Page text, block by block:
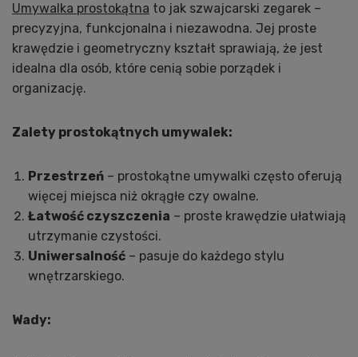
Umywalka prostokątna to jak szwajcarski zegarek –
precyzyjna, funkcjonalna i niezawodna. Jej proste
krawędzie i geometryczny kształt sprawiają, że jest
idealna dla osób, które cenią sobie porządek i
organizację.
Zalety prostokątnych umywalek:
Przestrzeń – prostokątne umywalki często oferują
więcej miejsca niż okrągłe czy owalne.
Łatwość czyszczenia – proste krawędzie ułatwiają
utrzymanie czystości.
Uniwersalność – pasuje do każdego stylu
wnętrzarskiego.
Wady: